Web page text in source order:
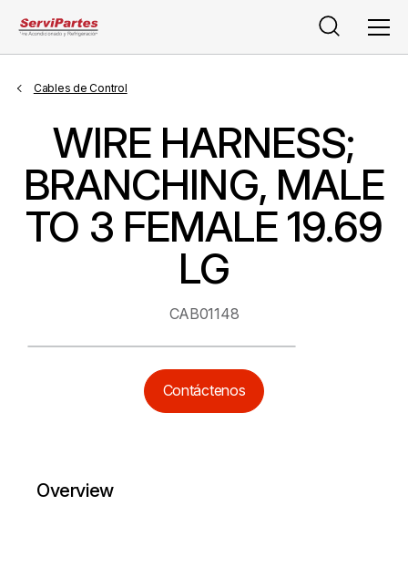
Buscar
Cables de Control
WIRE HARNESS;
BRANCHING, MALE
TO 3 FEMALE 19.69
LG
CAB01148
Contáctenos
Overview